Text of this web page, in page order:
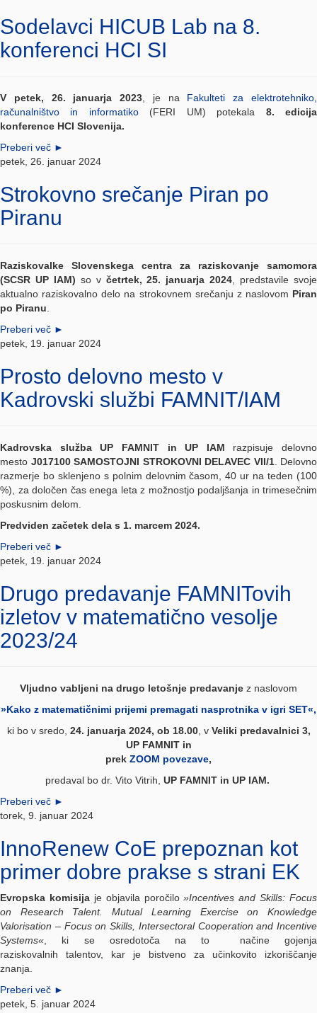
Sodelavci HICUB Lab na 8.
konferenci HCI SI
V petek, 26. januarja 2023 , je na Fakulteti za elektrotehniko,
računalništvo in informatiko(FERI UM) potekala 8. edicija
konference HCI Slovenija.
Preberi več ►
petek, 26. januar 2024
Strokovno srečanje Piran po
Piranu
Raziskovalke Slovenskega centra za raziskovanje samomora
(SCSR UP IAM) so v četrtek, 25. januarja 2024 , predstavile svoje
aktualno raziskovalno delo na strokovnem srečanju z naslovom Piran
po Piranu
Preberi več ►
petek, 19. januar 2024
Prosto delovno mesto v
Kadrovski službi FAMNIT/IAM
Kadrovska služba UP FAMNIT in UP IAM razpisuje delovno
mesto J017100 SAMOSTOJNI STROKOVNI DELAVEC VII/1. Delovno
razmerje bo sklenjeno s polnim delovnim časom, 40 ur na teden (100
%), za določen čas enega leta z možnostjo podaljšanja in trimesečnim
poskusnim delom.
Predviden začetek dela s 1. marcem 2024.
Preberi več ►
petek, 19. januar 2024
Drugo predavanje FAMNITovih
izletov v matematično vesolje
2023/24
Vljudno vabljeni na drugo letošnje predavanje z naslovom
»Kako z matematičnimi prijemi premagati nasprotnika v igri SET«,
ki bo v sredo, 24. januarja 2024, ob 18.00, v Veliki predavalnici 3,
UP FAMNIT in
prek ZOOM povezave,
predaval bo dr. Vito Vitrih, UP FAMNIT in UP IAM.
Preberi več ►
torek, 9. januar 2024
InnoRenew CoE prepoznan kot
primer dobre prakse s strani EK
Evropska komisijaje objavila poročilo»Incentives and Skills: Focus
on Research Talent. Mutual Learning Exercise on Knowledge
Valorisation – Focus on Skills, Intersectoral Cooperation and Incentive
Systems« , ki se osredotoča na to načine gojenja
raziskovalnih talentov, kar je bistveno za učinkovito izkoriščanje
znanja.
Preberi več ►
petek, 5. januar 2024